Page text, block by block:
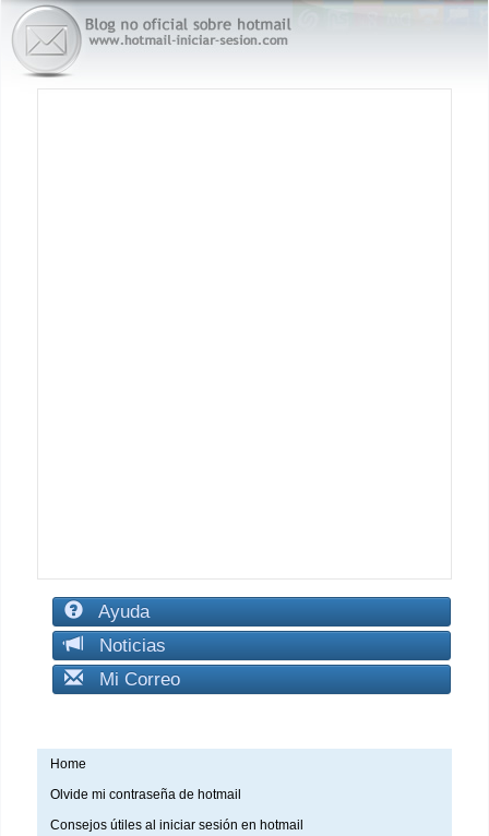
Ayuda
Noticias
Mi Correo
Home
Olvide mi contraseña de hotmail
Consejos útiles al iniciar sesión en hotmail